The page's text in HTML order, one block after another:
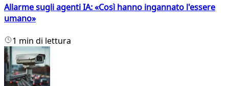
Allarme sugli agenti IA: «Così hanno ingannato l'essere
umano»
1 min di lettura